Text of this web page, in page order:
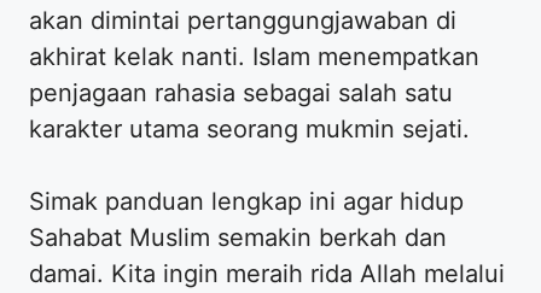
akan dimintai pertanggungjawaban di
akhirat kelak nanti. Islam menempatkan
penjagaan rahasia sebagai salah satu
karakter utama seorang mukmin sejati.
Simak panduan lengkap ini agar hidup
Sahabat Muslim semakin berkah dan
damai. Kita ingin meraih rida Allah melalui